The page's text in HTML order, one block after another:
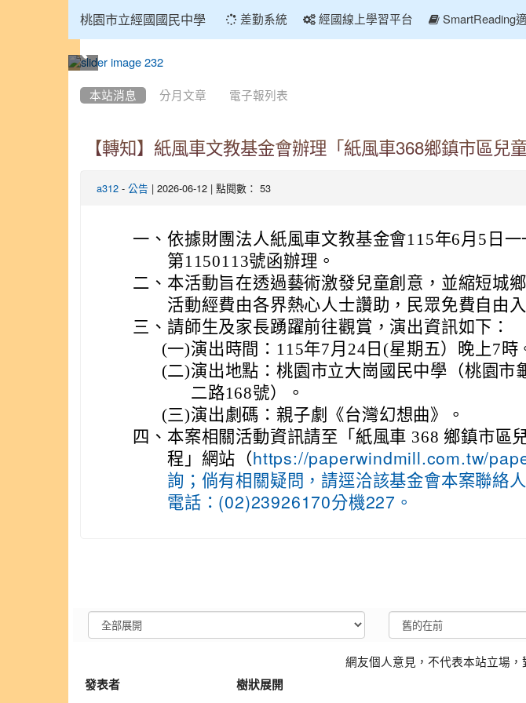
桃園市立經國國民中學 差勤系統 經國線上學習平台 SmartReading
本站消息 分月文章 電子報列表
【轉知】紙風車文教基金會辦理「紙風車368鄉鎮市區兒
a312 - 公告 | 2026-06-12 | 點閱數： 53
一、 依據財團法人紙風車文教基金會115年6月5日
第1150113號函辦理。
二、 本活動旨在透過藝術激發兒童創意，並縮短城
活動經費由各界熱心人士讚助，民眾免費自由
三、 請師生及家長踴躍前往觀賞，演出資訊如下：
(一)演出時間：115年7月24日(星期五）晚上7時
(二)演出地點：桃園市立大崗國民中學（桃園市
二路168號）。
(三)演出劇碼：親子劇《台灣幻想曲》。
四、 本案相關活動資訊請至「紙風車 368 鄉鎮市區
程」網站（ https://paperwindmill.com.tw/
詢；倘有相關疑問，請逕洽該基金會本案聯絡人
電話：(02)23926170分機227。
網友個人意見，不代表本站立場
發表者
樹狀展開